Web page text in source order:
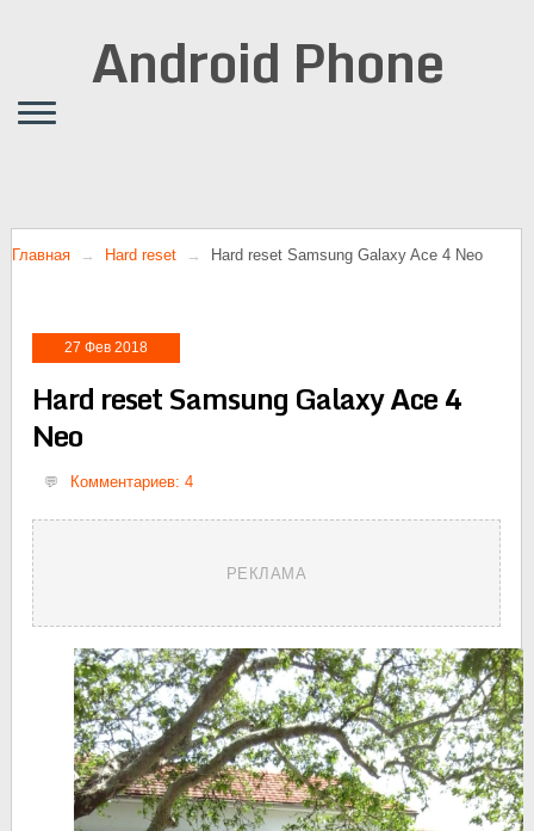
Android Phone
Главная Hard reset Hard reset Samsung Galaxy Ace 4 Neo
27 Фев 2018
Hard reset Samsung Galaxy Ace 4
Neo
Комментариев: 4
РЕКЛАМА